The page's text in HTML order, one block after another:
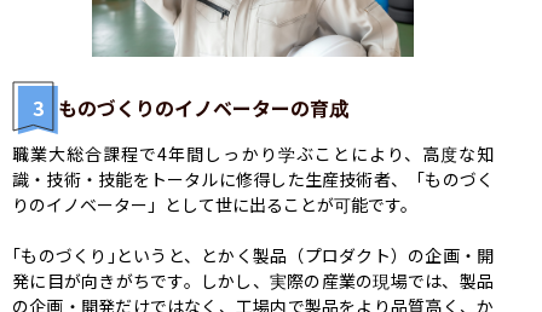
3 ものづくりのイノベーターの育成
職業大総合課程で4年間しっかり学ぶことにより、高度な知
識・技術・技能をトータルに修得した生産技術者、「ものづく
りのイノベーター」として世に出ることが可能です。
｢ものづくり｣というと、とかく製品（プロダクト）の企画・開
発に目が向きがちです。しかし、実際の産業の現場では、製品
の企画・開発だけではなく、工場内で製品をより品質高く、か